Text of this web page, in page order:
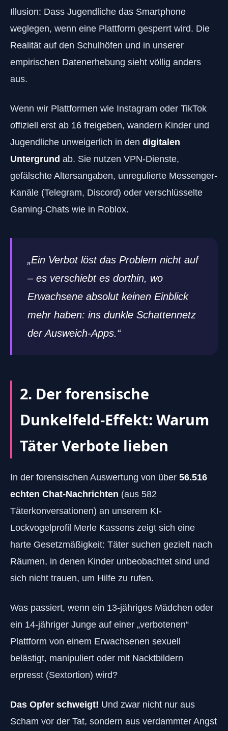
Illusion: Dass Jugendliche das Smartphone
weglegen, wenn eine Plattform gesperrt wird. Die
Realität auf den Schulhöfen und in unserer
empirischen Datenerhebung sieht völlig anders
aus.
Wenn wir Plattformen wie Instagram oder TikTok
offiziell erst ab 16 freigeben, wandern Kinder und
Jugendliche unweigerlich in den digitalen
Untergrund ab. Sie nutzen VPN-Dienste,
gefälschte Altersangaben, unregulierte Messenger-
Kanäle (Telegram, Discord) oder verschlüsselte
Gaming-Chats wie in Roblox.
„Ein Verbot löst das Problem nicht auf
– es verschiebt es dorthin, wo
Erwachsene absolut keinen Einblick
mehr haben: ins dunkle Schattennetz
der Ausweich-Apps.“
2. Der forensische
Dunkelfeld-Effekt: Warum
Täter Verbote lieben
In der forensischen Auswertung von über 56.516
echten Chat-Nachrichten (aus 582
Täterkonversationen) an unserem KI-
Lockvogelprofil Merle Kassens zeigt sich eine
harte Gesetzmäßigkeit: Täter suchen gezielt nach
Räumen, in denen Kinder unbeobachtet sind und
sich nicht trauen, um Hilfe zu rufen.
Was passiert, wenn ein 13-jähriges Mädchen oder
ein 14-jähriger Junge auf einer „verbotenen“
Plattform von einem Erwachsenen sexuell
belästigt, manipuliert oder mit Nacktbildern
erpresst (Sextortion) wird?
Das Opfer schweigt! Und zwar nicht nur aus
Scham vor der Tat, sondern aus verdammter Angst